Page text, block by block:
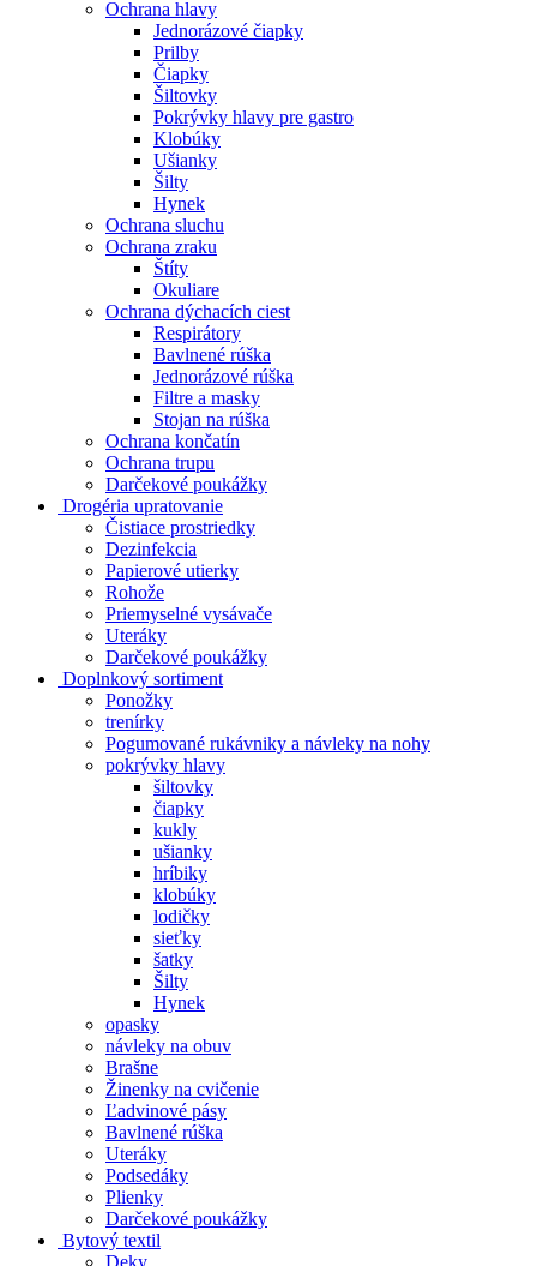
Ochrana hlavy
Jednorázové čiapky
Prilby
Čiapky
Šiltovky
Pokrývky hlavy pre gastro
Klobúky
Ušianky
Šilty
Hynek
Ochrana sluchu
Ochrana zraku
Štíty
Okuliare
Ochrana dýchacích ciest
Respirátory
Bavlnené rúška
Jednorázové rúška
Filtre a masky
Stojan na rúška
Ochrana končatín
Ochrana trupu
Darčekové poukážky
Drogéria upratovanie
Čistiace prostriedky
Dezinfekcia
Papierové utierky
Rohože
Priemyselné vysávače
Uteráky
Darčekové poukážky
Doplnkový sortiment
Ponožky
trenírky
Pogumované rukávniky a návleky na nohy
pokrývky hlavy
šiltovky
čiapky
kukly
ušianky
hríbiky
klobúky
lodičky
sieťky
šatky
Šilty
Hynek
opasky
návleky na obuv
Brašne
Žinenky na cvičenie
Ľadvinové pásy
Bavlnené rúška
Uteráky
Podsedáky
Plienky
Darčekové poukážky
Bytový textil